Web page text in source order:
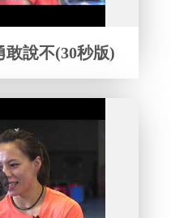
說不(30秒版)